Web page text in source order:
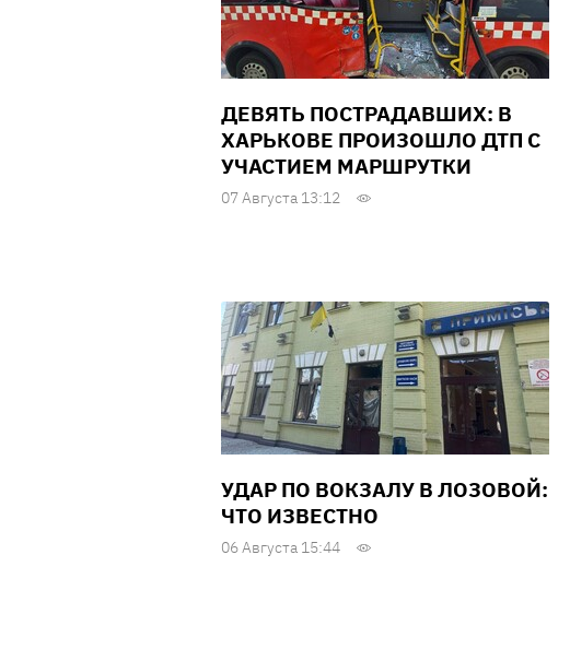
ДЕВЯТЬ ПОСТРАДАВШИХ: В
ХАРЬКОВЕ ПРОИЗОШЛО ДТП С
УЧАСТИЕМ МАРШРУТКИ
07 Августа 13:12
УДАР ПО ВОКЗАЛУ В ЛОЗОВОЙ:
ЧТО ИЗВЕСТНО
06 Августа 15:44